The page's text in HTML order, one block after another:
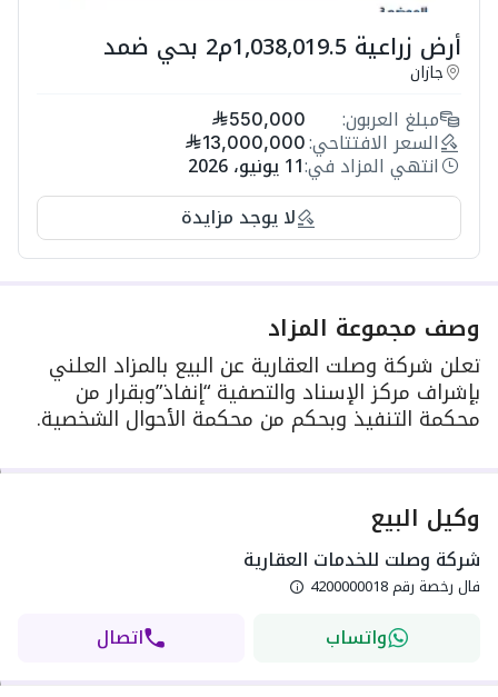
أرض زراعية 1,038,019.5م2 بحي ضمد
جازان
مبلغ العربون: 550,000
السعر الافتتاحي: 13,000,000
انتهي المزاد في:11 يونيو، 2026
لا يوجد مزايدة
وصف مجموعة المزاد
تعلن شركة وصلت العقارية عن البيع بالمزاد العلني
بإشراف مركز الإسناد والتصفية “إنفاذ”وبقرار من
محكمة التنفيذ وبحكم من محكمة الأحوال الشخصية.
وكيل البيع
شركة وصلت للخدمات العقارية
فال رخصة رقم4200000018
واتساب اتصال